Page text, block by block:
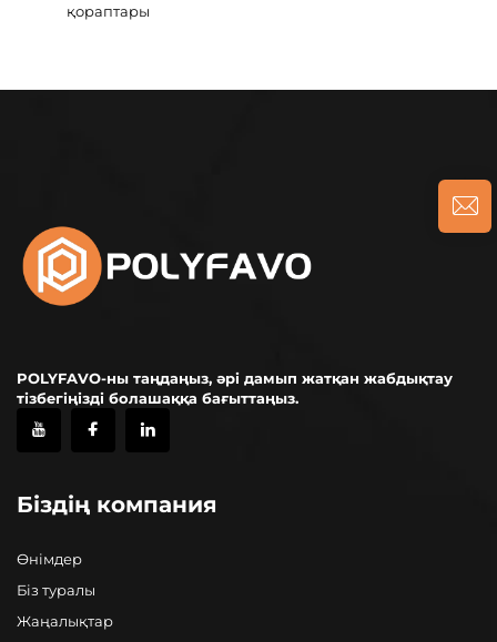
қораптары
POLYFAVO-ны таңдаңыз, әрі дамып жатқан жабдықтау
тізбегіңізді болашаққа бағыттаңыз.
Біздің компания
Өнімдер
Біз туралы
Жаңалықтар